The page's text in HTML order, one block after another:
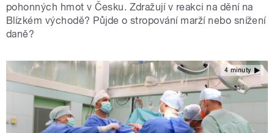
pohonných hmot v Česku. Zdražují v reakci na dění na
Blízkém východě? Půjde o stropování marží nebo snížení
daně?
4 minuty